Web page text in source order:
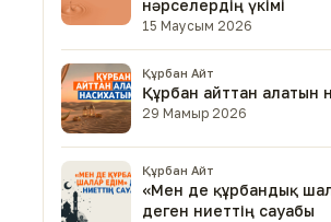
нәрселердің үкімі
15 Маусым 2026
Құрбан Айт
Құрбан айттан алатын
29 Мамыр 2026
Құрбан Айт
«Мен де құрбандық
деген ниеттің сауабы